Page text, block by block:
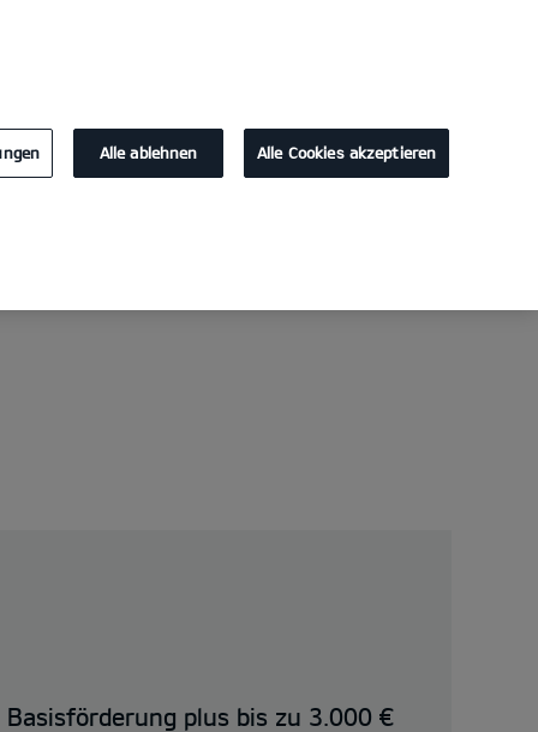
plus bis zu 3.000 €
Alle ablehnen Alle Cookies akzeptieren